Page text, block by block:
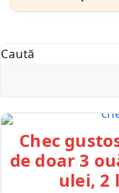
Caută
Chec
de doar 3
ulei, 2